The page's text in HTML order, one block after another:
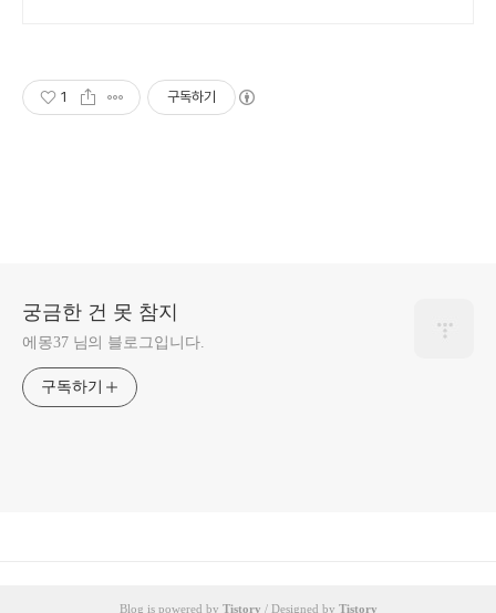
1 구독하기
궁금한 건 못 참지
에몽37 님의 블로그입니다.
구독하기
Blog is powered by Tistory / Designed by Tistory